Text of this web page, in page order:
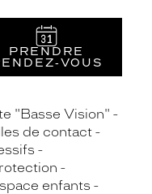
PRENDRE
"Basse Vision"
de contact
enfants